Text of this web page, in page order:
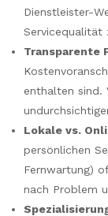
Dienstleister-
Servicequalität
Transparente
enthalten sind.
Lokale vs.
persönlichen
Fernwartung)
nach Problem